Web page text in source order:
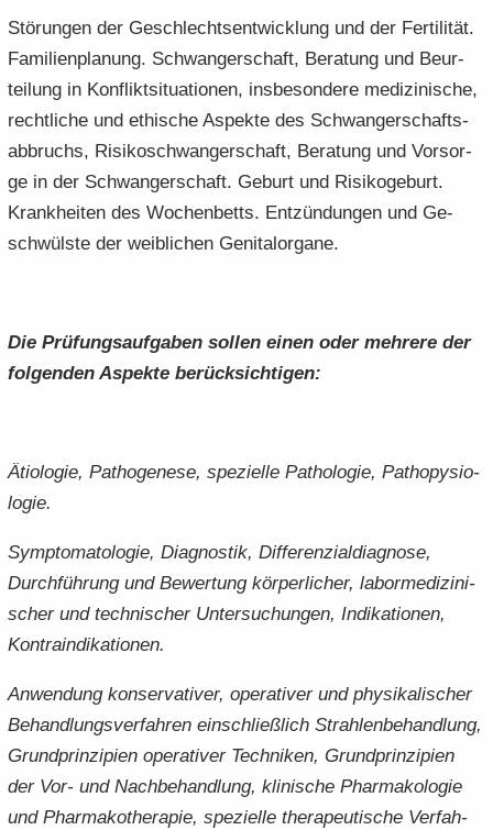
Stö­run­gen der Ge­schlechts­ent­wick­lung und der Fer­ti­li­tät.
Fa­mi­li­en­pla­nung. Schwan­ger­schaft, Be­ra­tung und Be­ur­
tei­lung in Kon­flikt­si­tua­tio­nen, ins­be­son­de­re me­di­zi­ni­sche,
recht­li­che und ethi­sche Aspek­te des Schwan­ger­schafts­
ab­bruchs, Ri­si­ko­schwan­ger­schaft, Be­ra­tung und Vor­sor­
ge in der Schwan­ger­schaft. Ge­burt und Ri­si­ko­ge­burt.
Krank­hei­ten des Wo­chen­betts. Ent­zün­dun­gen und Ge­
schwüls­te der weib­li­chen Ge­ni­tal­or­ga­ne.
Die Prü­fungs­auf­ga­ben sol­len einen oder meh­re­re der
fol­gen­den Aspek­te be­rück­sich­ti­gen:
Ätio­lo­gie, Pa­tho­ge­nese, spe­zi­el­le Pa­tho­lo­gie, Pa­tho­py­sio­
lo­gie.
Sym­pto­ma­to­lo­gie, Dia­gnos­tik, Dif­fe­ren­zi­al­dia­gno­se,
Durch­füh­rung und Be­wer­tung kör­per­li­cher, la­bor­me­di­zi­ni­
scher und tech­ni­scher Un­ter­su­chun­gen, In­di­ka­tio­nen,
Kon­tra­in­di­ka­tio­nen.
An­wen­dung kon­ser­va­ti­ver, ope­ra­ti­ver und phy­si­ka­li­scher
Be­hand­lungs­ver­fah­ren ein­schließ­lich Strah­len­be­hand­lung,
Grund­prin­zi­pi­en ope­ra­ti­ver Tech­ni­ken, Grund­prin­zi­pi­en
der Vor- und Nach­be­hand­lung, kli­ni­sche Phar­ma­ko­lo­gie
und Phar­ma­ko­the­ra­pie, spe­zi­el­le the­ra­peu­ti­sche Ver­fah­